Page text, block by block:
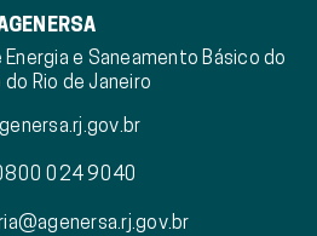
e Saneamento Básico do
do Rio de Janeiro
024 9040